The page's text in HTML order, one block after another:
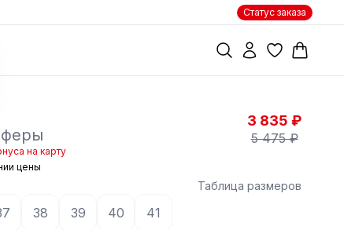
Статус заказа
3 835 ₽
5 475 ₽
на карту
цены
Таблица размеров
38 39 40 41